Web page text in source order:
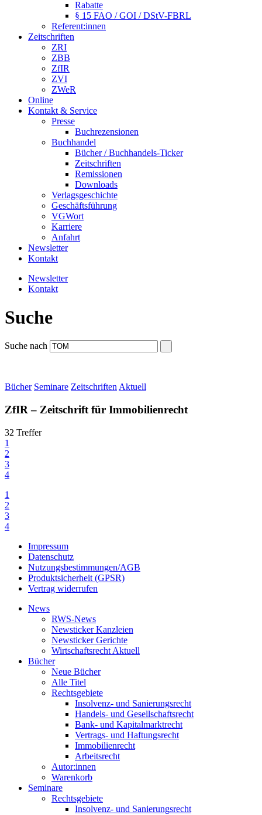
Rabatte
§ 15 FAO / GOI / DStV-FBRL
Referent:innen
Zeitschriften
ZRI
ZBB
ZfIR
ZVI
ZWeR
Online
Kontakt & Service
Presse
Buchrezensionen
Buchhandel
Bücher / Buchhandels-Ticker
Zeitschriften
Remissionen
Downloads
Verlagsgeschichte
Geschäftsführung
VGWort
Karriere
Anfahrt
Newsletter
Kontakt
Newsletter
Kontakt
Suche
Suche nach
Bücher Seminare ZeitschriftenAktuell
ZfIR – Zeitschrift für Immobilienrecht
32 Treffer
1
2
3
4
1
2
3
4
Impressum
Datenschutz
Nutzungsbestimmungen/AGB
Produktsicherheit (GPSR)
Vertrag widerrufen
News
RWS-News
Newsticker Kanzleien
Newsticker Gerichte
Wirtschaftsrecht Aktuell
Bücher
Neue Bücher
Alle Titel
Rechtsgebiete
Insolvenz- und Sanierungsrecht
Handels- und Gesellschaftsrecht
Bank- und Kapitalmarktrecht
Vertrags- und Haftungsrecht
Immobilienrecht
Arbeitsrecht
Autor:innen
Warenkorb
Seminare
Rechtsgebiete
Insolvenz- und Sanierungsrecht